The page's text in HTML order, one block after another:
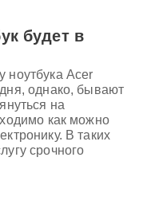
будет в
ноутбука Acer
однако, бывают
на
как можно
В таких
срочного